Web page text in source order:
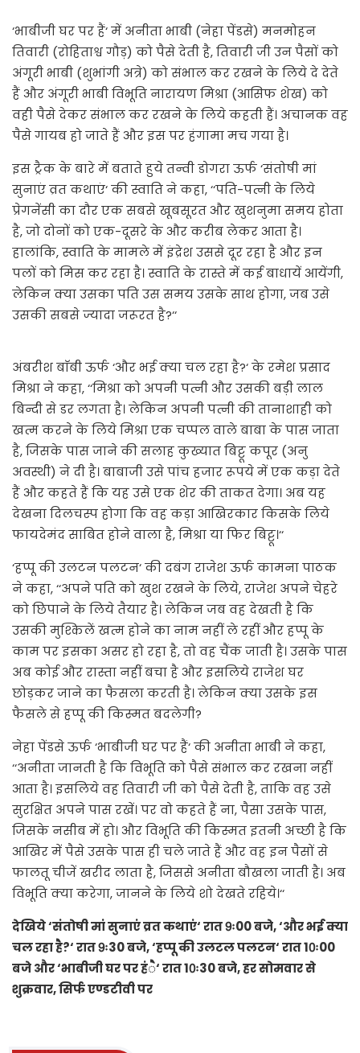
‘भाबीजी घर पर हैं‘ में अनीता भाबी (नेहा पेंडसे) मनमोहन
तिवारी (रोहिताश्व गौड़) को पैसे देती है, तिवारी जी उन पैसों को
अंगूरी भाबी (शुभांगी अत्रे) को संभाल कर रखने के लिये दे देते
हैं और अंगूरी भाबी विभूति नारायण मिश्रा (आसिफ शेख) को
वही पैसे देकर संभाल कर रखने के लिये कहती हैं। अचानक वह
पैसे गायब हो जाते हैं और इस पर हंगामा मच गया है।
इस ट्रैक के बारे में बताते हुये तन्वी डोगरा ऊर्फ ‘संतोषी मां
सुनाएं व्रत कथाएं‘ की स्वाति ने कहा, ‘‘पति-पत्नी के लिये
प्रेगनेंसी का दौर एक सबसे खूबसूरत और खुशनुमा समय होता
है, जो दोनों को एक-दूसरे के और करीब लेकर आता है।
हालांकि, स्वाति के मामले में इंद्रेश उससे दूर रहा है और इन
पलों को मिस कर रहा है। स्वाति के रास्ते में कई बाधायें आयेंगी,
लेकिन क्या उसका पति उस समय उसके साथ होगा, जब उसे
उसकी सबसे ज्यादा जरूरत है?‘‘
अंबरीश बाॅबी ऊर्फ ‘और भई क्या चल रहा है?‘ के रमेश प्रसाद
मिश्रा ने कहा, ‘‘मिश्रा को अपनी पत्नी और उसकी बड़ी लाल
बिन्दी से डर लगता है। लेकिन अपनी पत्नी की तानाशाही को
खत्म करने के लिये मिश्रा एक चप्पल वाले बाबा के पास जाता
है, जिसके पास जाने की सलाह कुख्यात बिट्टू कपूर (अनु
अवस्थी) ने दी है। बाबाजी उसे पांच हजार रूपये में एक कड़ा देते
हैं और कहते हैं कि यह उसे एक शेर की ताकत देगा। अब यह
देखना दिलचस्प होगा कि वह कड़ा आखिरकार किसके लिये
फायदेमंद साबित होने वाला है, मिश्रा या फिर बिट्टू।‘‘
‘हप्पू की उलटन पलटन‘ की दबंग राजेश ऊर्फ कामना पाठक
ने कहा, ‘‘अपने पति को खुश रखने के लिये, राजेश अपने चेहरे
को छिपाने के लिये तैयार है। लेकिन जब वह देखती है कि
उसकी मुश्किलें खत्म होने का नाम नहीं ले रहीं और हप्पू के
काम पर इसका असर हो रहा है, तो वह चैंक जाती है। उसके पास
अब कोई और रास्ता नहीं बचा है और इसलिये राजेश घर
छोड़कर जाने का फैसला करती है। लेकिन क्या उसके इस
फैसले से हप्पू की किस्मत बदलेगी?
नेहा पेंडसे ऊर्फ ‘भाबीजी घर पर हैं‘ की अनीता भाबी ने कहा,
‘‘अनीता जानती है कि विभूति को पैसे संभाल कर रखना नहीं
आता है। इसलिये वह तिवारी जी को पैसे देती है, ताकि वह उसे
सुरक्षित अपने पास रखें। पर वो कहते हैं ना, पैसा उसके पास,
जिसके नसीब में हो। और विभूति की किस्मत इतनी अच्छी है कि
आखिर में पैसे उसके पास ही चले जाते हैं और वह इन पैसों से
फालतू चीजें खरीद लाता है, जिससे अनीता बौखला जाती है। अब
विभूति क्या करेगा, जानने के लिये शो देखते रहिये।‘‘
देखिये ‘संतोषी मां सुनाएं व्रत कथाएं‘ रात 9ः00 बजे, ‘और भई क्या
चल रहा है?‘ रात 9ः30 बजे, ‘हप्पू की उलटल पलटन‘ रात 10ः00
बजे और ‘भाबीजी घर पर हंै‘ रात 10ः30 बजे, हर सोमवार से
शुक्रवार, सिर्फ एण्डटीवी पर